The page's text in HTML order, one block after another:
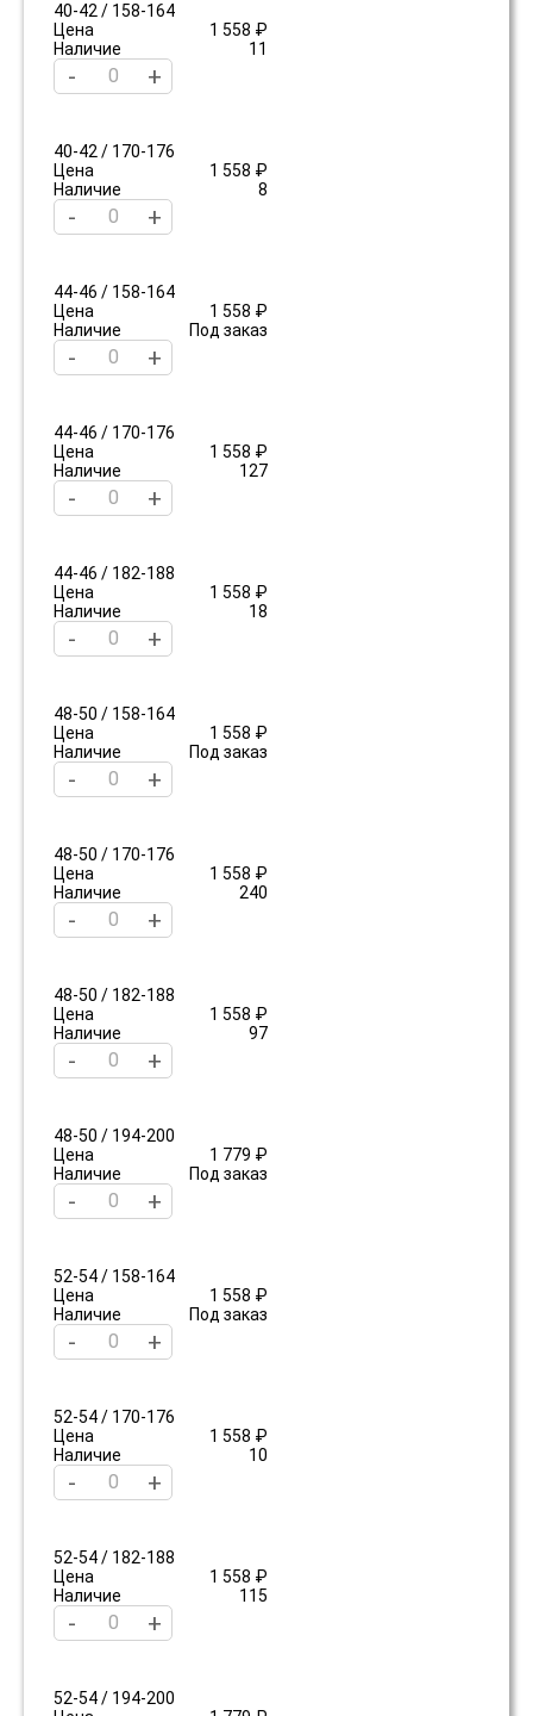
40-42 / 158-164
Цена
1 558 ₽
Наличие
11
- +
40-42 / 170-176
Цена
1 558 ₽
Наличие
8
- +
44-46 / 158-164
Цена
1 558 ₽
Наличие
Под заказ
- +
44-46 / 170-176
Цена
1 558 ₽
Наличие
127
- +
44-46 / 182-188
Цена
1 558 ₽
Наличие
18
- +
48-50 / 158-164
Цена
1 558 ₽
Наличие
Под заказ
- +
48-50 / 170-176
Цена
1 558 ₽
Наличие
240
- +
48-50 / 182-188
Цена
1 558 ₽
Наличие
97
- +
48-50 / 194-200
Цена
1 779 ₽
Наличие
Под заказ
- +
52-54 / 158-164
Цена
1 558 ₽
Наличие
Под заказ
- +
52-54 / 170-176
Цена
1 558 ₽
Наличие
10
- +
52-54 / 182-188
Цена
1 558 ₽
Наличие
115
- +
52-54 / 194-200